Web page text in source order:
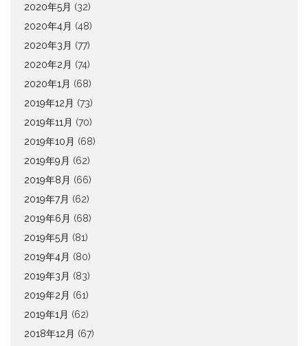
2020年5月 (32)
2020年4月 (48)
2020年3月 (77)
2020年2月 (74)
2020年1月 (68)
2019年12月 (73)
2019年11月 (70)
2019年10月 (68)
2019年9月 (62)
2019年8月 (66)
2019年7月 (62)
2019年6月 (68)
2019年5月 (81)
2019年4月 (80)
2019年3月 (83)
2019年2月 (61)
2019年1月 (62)
2018年12月 (67)